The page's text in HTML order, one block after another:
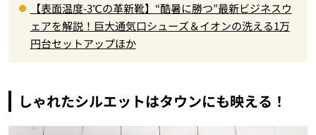
【表面温度-3℃の革新靴】“酷暑に勝つ”最新ビジネスウ
ェアを解説！巨大通気口シューズ＆イオンの洗える1万
円台セットアップほか
しゃれたシルエットはタウンにも映える！